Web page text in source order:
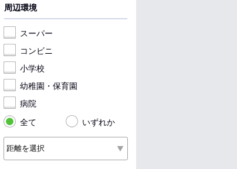
周辺環境
スーパー
コンビニ
小学校
幼稚園・保育園
病院
全て
いずれか